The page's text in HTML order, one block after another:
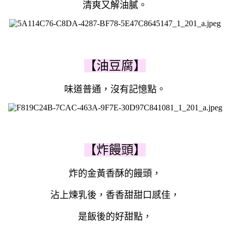
清爽又解油膩。
【油豆腐】
味道普通，沒有記憶點。
【炸饅頭】
炸的金黃香酥的饅頭，
沾上煉乳後，香香甜甜口感佳，
是飯後的好甜點，